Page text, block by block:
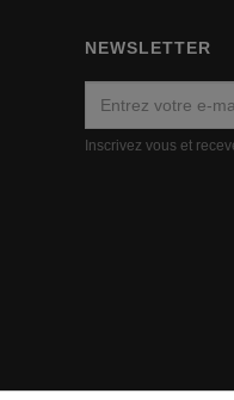
NEWSLETTER
Inscrivez vous et